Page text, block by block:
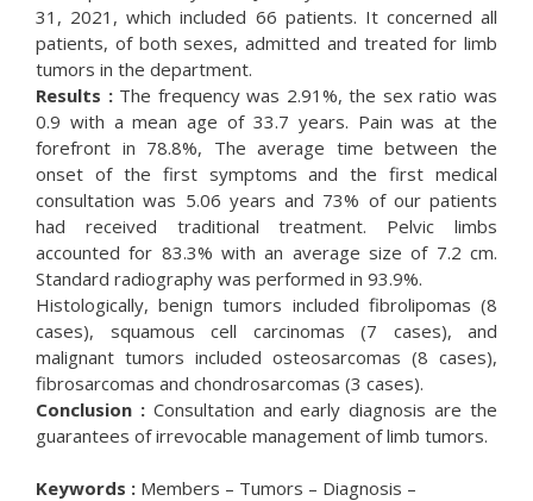
31, 2021, which included 66 patients. It concerned all
patients, of both sexes, admitted and treated for limb
tumors in the department.
Results :The frequency was 2.91%, the sex ratio was
0.9 with a mean age of 33.7 years. Pain was at the
forefront in 78.8%, The average time between the
onset of the first symptoms and the first medical
consultation was 5.06 years and 73% of our patients
had received traditional treatment. Pelvic limbs
accounted for 83.3% with an average size of 7.2 cm.
Standard radiography was performed in 93.9%.
Histologically, benign tumors included fibrolipomas (8
cases), squamous cell carcinomas (7 cases), and
malignant tumors included osteosarcomas (8 cases),
fibrosarcomas and chondrosarcomas (3 cases).
Conclusion :Consultation and early diagnosis are the
guarantees of irrevocable management of limb tumors.
Keywords : Members – Tumors – Diagnosis –